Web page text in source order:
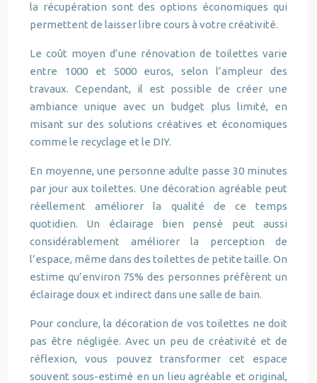
la récupération sont des options économiques qui
permettent de laisser libre cours à votre créativité.
Le coût moyen d’une rénovation de toilettes varie
entre 1000 et 5000 euros, selon l’ampleur des
travaux. Cependant, il est possible de créer une
ambiance unique avec un budget plus limité, en
misant sur des solutions créatives et économiques
comme le recyclage et le DIY.
En moyenne, une personne adulte passe 30 minutes
par jour aux toilettes. Une décoration agréable peut
réellement améliorer la qualité de ce temps
quotidien. Un éclairage bien pensé peut aussi
considérablement améliorer la perception de
l’espace, même dans des toilettes de petite taille. On
estime qu’environ 75% des personnes préfèrent un
éclairage doux et indirect dans une salle de bain.
Pour conclure, la décoration de vos toilettes ne doit
pas être négligée. Avec un peu de créativité et de
réflexion, vous pouvez transformer cet espace
souvent sous-estimé en un lieu agréable et original,